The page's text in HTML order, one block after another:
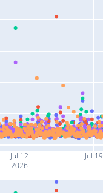
Jul 12
2026
Jul 19